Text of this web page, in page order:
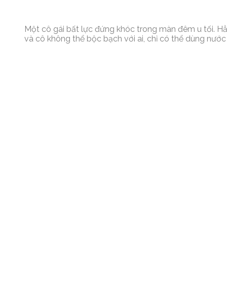
Một cô gái bất lực đứng khóc trong màn đêm u tối.
và cô không thể bộc bạch với ai, chỉ có thể dùng